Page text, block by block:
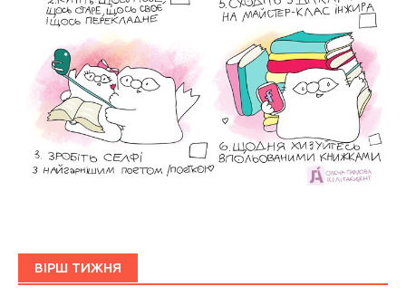
ВІРШ ТИЖНЯ